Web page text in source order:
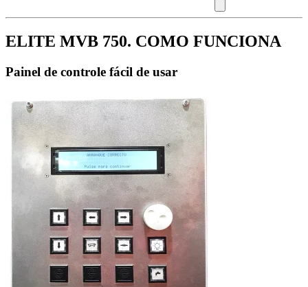
ELITE MVB 750. COMO FUNCIONA
Painel de controle fácil de usar